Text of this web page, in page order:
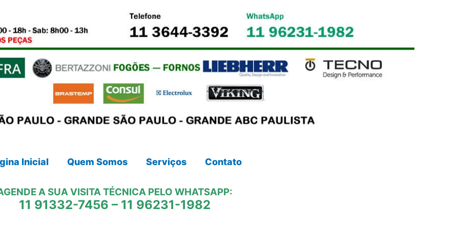
Inicial Quem Somos Serviços Contato
A SUA VISITA TÉCNICA PELO WHATSAPP:
11 91332-7456 – 11 96231-1982